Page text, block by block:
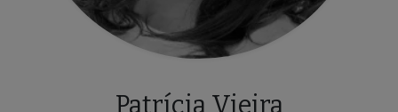
Patrícia Vieira